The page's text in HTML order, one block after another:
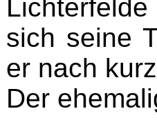
sich seine
er nach
Der